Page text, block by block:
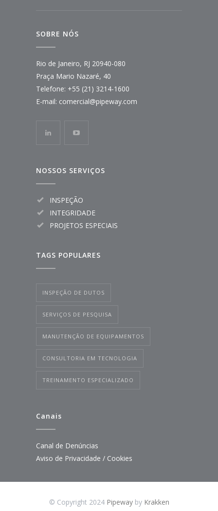
SOBRE NÓS
Rio de Janeiro, RJ 20940-080
Praça Mario Nazaré, 40
Telefone: +55 (21) 3214-1600
E-mail: comercial@pipeway.com
NOSSOS SERVIÇOS
INSPEÇÃO
INTEGRIDADE
PROJETOS ESPECIAIS
TAGS POPULARES
INSPEÇÃO DE DUTOS
SERVIÇOS DE PESQUISA
MANUTENÇÃO DE EQUIPAMENTOS
CONSULTORIA EM TECNOLOGIA
TREINAMENTO ESPECIALIZADO
Canais
Canal de Denúncias
Aviso de Privacidade / Cookies
© Copyright 2024 Pipewayby Krakken